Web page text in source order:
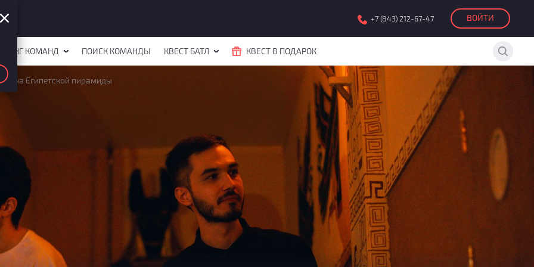
+7 (843) 212-67-47 ВОЙТИ
КОМАНД ПОИСК КОМАНДЫ КВЕСТ БАТЛ КВЕСТ В ПОДАРОК
Тайна Египетской пирамиды